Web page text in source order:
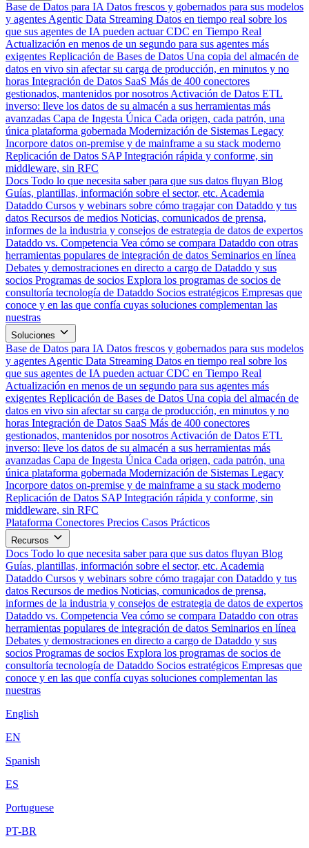
Base de Datos para IA Datos frescos y gobernados para sus modelos
y agentes Agentic Data Streaming Datos en tiempo real sobre los
que sus agentes de IA pueden actuar CDC en Tiempo Real
Actualización en menos de un segundo para sus agentes más
exigentes Replicación de Bases de Datos Una copia del almacén de
datos en vivo sin afectar su carga de producción, en minutos y no
horas Integración de Datos SaaS Más de 400 conectores
gestionados, mantenidos por nosotros Activación de Datos ETL
inverso: lleve los datos de su almacén a sus herramientas más
avanzadas Capa de Ingesta Única Cada origen, cada patrón, una
única plataforma gobernada Modernización de Sistemas Legacy
Incorpore datos on-premise y de mainframe a su stack moderno
Replicación de Datos SAP Integración rápida y conforme, sin
middleware, sin RFC
Docs Todo lo que necesita saber para que sus datos fluyan Blog
Guías, plantillas, información sobre el sector, etc. Academia
Dataddo Cursos y webinars sobre cómo tragajar con Dataddo y tus
datos Recursos de medios Noticias, comunicados de prensa,
informes de la industria y consejos de estrategia de datos de expertos
Dataddo vs. Competencia Vea cómo se compara Dataddo con otras
herramientas populares de integración de datos Seminarios en línea
Debates y demostraciones en directo a cargo de Dataddo y sus
socios Programas de socios Explora los programas de socios de
consultoría tecnología de Dataddo Socios estratégicos Empresas que
conoce y en las que confía cuyas soluciones complementan las
nuestras
Soluciones
Base de Datos para IA Datos frescos y gobernados para sus modelos
y agentes Agentic Data Streaming Datos en tiempo real sobre los
que sus agentes de IA pueden actuar CDC en Tiempo Real
Actualización en menos de un segundo para sus agentes más
exigentes Replicación de Bases de Datos Una copia del almacén de
datos en vivo sin afectar su carga de producción, en minutos y no
horas Integración de Datos SaaS Más de 400 conectores
gestionados, mantenidos por nosotros Activación de Datos ETL
inverso: lleve los datos de su almacén a sus herramientas más
avanzadas Capa de Ingesta Única Cada origen, cada patrón, una
única plataforma gobernada Modernización de Sistemas Legacy
Incorpore datos on-premise y de mainframe a su stack moderno
Replicación de Datos SAP Integración rápida y conforme, sin
middleware, sin RFC
Plataforma Conectores Precios Casos Prácticos
Recursos
Docs Todo lo que necesita saber para que sus datos fluyan Blog
Guías, plantillas, información sobre el sector, etc. Academia
Dataddo Cursos y webinars sobre cómo tragajar con Dataddo y tus
datos Recursos de medios Noticias, comunicados de prensa,
informes de la industria y consejos de estrategia de datos de expertos
Dataddo vs. Competencia Vea cómo se compara Dataddo con otras
herramientas populares de integración de datos Seminarios en línea
Debates y demostraciones en directo a cargo de Dataddo y sus
socios Programas de socios Explora los programas de socios de
consultoría tecnología de Dataddo Socios estratégicos Empresas que
conoce y en las que confía cuyas soluciones complementan las
nuestras
English
EN
Spanish
ES
Portuguese
PT-BR